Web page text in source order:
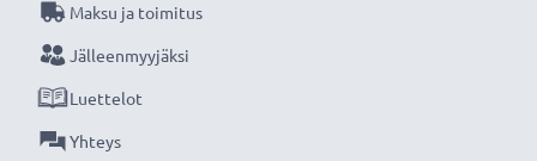
Maksu ja toimitus
Jälleenmyyjäksi
Luettelot
Yhteys